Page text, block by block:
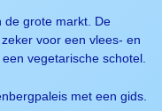
de grote markt. De
voor een vlees- en
vegetarische schotel.
met een gids.